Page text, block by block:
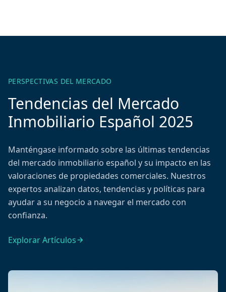
PERSPECTIVAS DEL MERCADO
Tendencias del Mercado
Inmobiliario Español 2025
Manténgase informado sobre las últimas tendencias
del mercado inmobiliario español y su impacto en las
valoraciones de propiedades comerciales. Nuestros
expertos analizan datos, tendencias y políticas para
ayudar a su negocio a navegar el mercado con
confianza.
Explorar Artículos